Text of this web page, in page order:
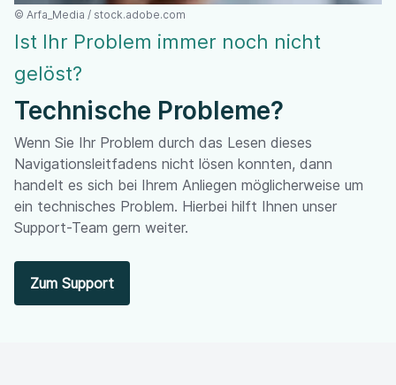
© Arfa_Media / stock.adobe.com
Ist Ihr Problem immer noch nicht
gelöst?
Technische Probleme?
Wenn Sie Ihr Problem durch das Lesen dieses
Navigationsleitfadens nicht lösen konnten, dann
handelt es sich bei Ihrem Anliegen möglicherweise um
ein technisches Problem. Hierbei hilft Ihnen unser
Support-Team gern weiter.
Zum Support